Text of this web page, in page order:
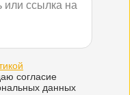
согласие
данных